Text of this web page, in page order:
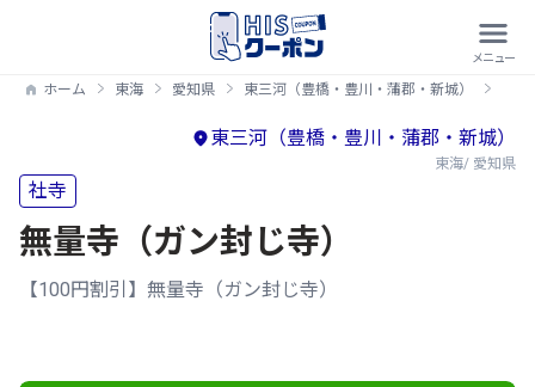
ホーム 東海 愛知県 東三河（豊橋・豊川・蒲郡・新城）
東三河（豊橋・豊川・蒲郡・新城）
東海/ 愛知県
社寺
無量寺（ガン封じ寺）
【100円割引】無量寺（ガン封じ寺）